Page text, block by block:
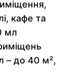
кафе та
мл
– до 40 м²,